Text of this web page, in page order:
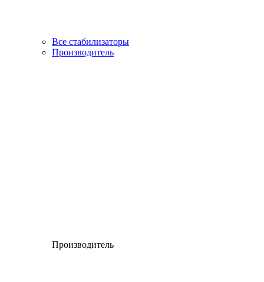
Все стабилизаторы
Производитель
Производитель